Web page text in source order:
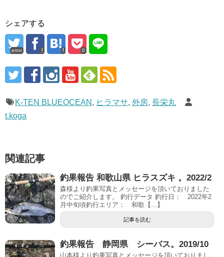
シェアする
error 0
K-TEN BLUEOCEAN , ヒラマサ, 外房, 長栄丸
t.koga
関連記事
釣果報告 和歌山県 ヒラスズキ 。2022/2
森様より釣果写真とメッセージを頂いておりました
のでご紹介します。 釣行データ 釣行日： 2022年2
月中旬頃釣行エリア： 和歌【...】
記事を読む
釣果報告 静岡県 シーバス。2019/10
山本様より釣果写真とメッセージを頂いておりまし